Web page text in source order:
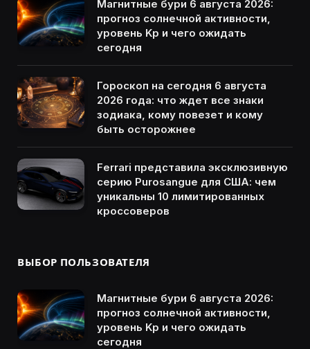
Магнитные бури 6 августа 2026:
прогноз солнечной активности,
уровень Kp и чего ожидать
сегодня
Гороскоп на сегодня 6 августа
2026 года: что ждет все знаки
зодиака, кому повезет и кому
быть осторожнее
Ferrari представила эксклюзивную
серию Purosangue для США: чем
уникальны 10 лимитированных
кроссоверов
ВЫБОР ПОЛЬЗОВАТЕЛЯ
Магнитные бури 6 августа 2026:
прогноз солнечной активности,
уровень Kp и чего ожидать
сегодня